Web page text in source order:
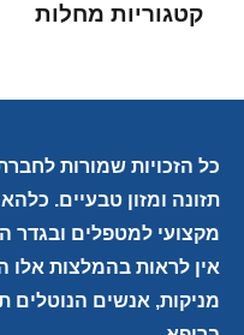
קטגוריות מחלות
כל הזכויות שמורות
תזונה ומזון טבעיים.
מקצועי למטפלים ובגדר
אין לראות בהמלצות אלו
מניקות, אנשים הנוטלים